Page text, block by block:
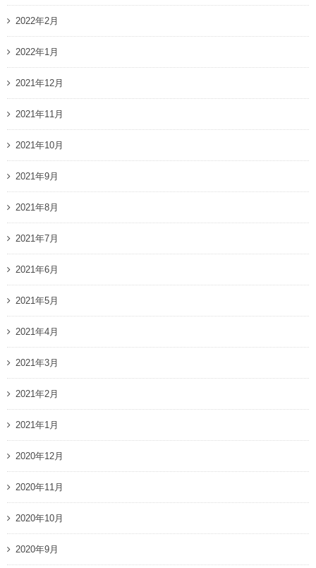
2022年2月
2022年1月
2021年12月
2021年11月
2021年10月
2021年9月
2021年8月
2021年7月
2021年6月
2021年5月
2021年4月
2021年3月
2021年2月
2021年1月
2020年12月
2020年11月
2020年10月
2020年9月